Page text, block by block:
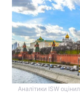
Аналітики ISW